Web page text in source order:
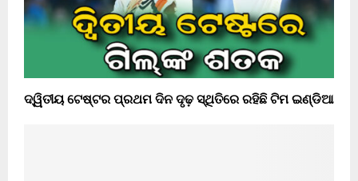
ଦ୍ୱିତୀୟ ଟେଷ୍ଟର ପ୍ରଥମ ଦିନ ଦୃଢ଼ ସ୍ଥିତିରେ ରହିଛି ଟିମ ଇଣ୍ଡିଆ